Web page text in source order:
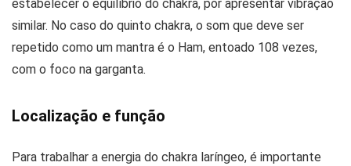
estabelecer o equilíbrio do chakra, por apresentar vibração
similar. No caso do quinto chakra, o som que deve ser
repetido como um mantra é o Ham, entoado 108 vezes,
com o foco na garganta.
Localização e função
Para trabalhar a energia do chakra laríngeo, é importante